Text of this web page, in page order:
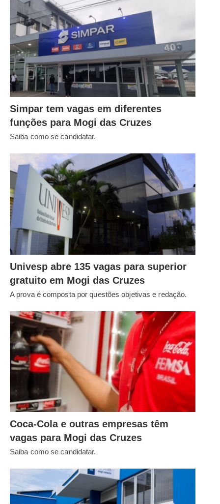
Simpar tem vagas em diferentes
funções para Mogi das Cruzes
Saiba como se candidatar.
Univesp abre 135 vagas para superior
gratuito em Mogi das Cruzes
A prova é composta por questões objetivas e redação.
Coca-Cola e outras empresas têm
vagas para Mogi das Cruzes
Saiba como se candidatar.